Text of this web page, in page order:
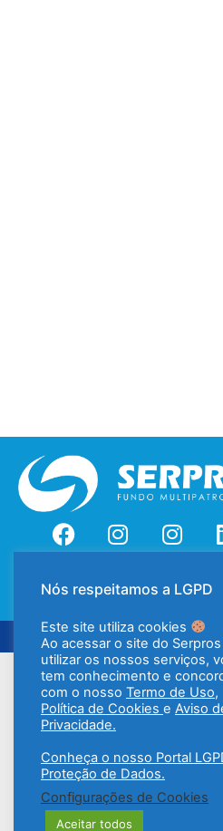
Para o
Nós respeitamos a LGPD
Este site utiliza cookies
Ao acessar o site do
utilizar os nossos serviços,
tem conhecimento e
com o nosso Termo de Uso,
Política de Cookies e Aviso
Privacidade.
Conheça o nosso Portal
Proteção de Dados.
Configurações de Cookies
Aceitar todos